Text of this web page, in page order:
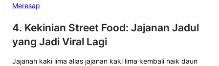
Meresap
4. Kekinian Street Food: Jajanan Jadul
yang Jadi Viral Lagi
Jajanan kaki lima alias jajanan kaki lima kembali naik daun